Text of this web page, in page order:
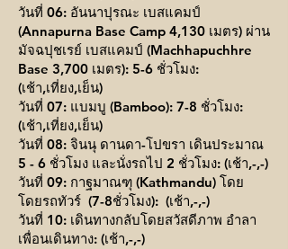
วันที่ 06: อันนาปุรณะ เบสแคมป์
(Annapurna Base Camp 4,130 เมตร) ผ่าน
มัจฉปุชเรย์ เบสแคมป์ (Machhapuchhre
Base 3,700 เมตร): 5-6 ชั่วโมง:
(เช้า,เที่ยง,เย็น)
วันที่ 07: แบมบู (Bamboo): 7-8 ชั่วโมง:
(เช้า,เที่ยง,เย็น)
วันที่ 08: จินนุ ดานดา-โปขรา เดินประมาณ
5 - 6 ชั่วโมง และนั่งรถไป 2 ชั่วโมง: (เช้า,-,-)
วันที่ 09: กาฐมาณฑุ (Kathmandu) โดย
โดยรถทัวร์ (7-8ชั่วโมง): (เช้า,-,-)
วันที่ 10: เดินทางกลับโดยสวัสดีภาพ อำลา
เพื่อนเดินทาง: (เช้า,-,-)